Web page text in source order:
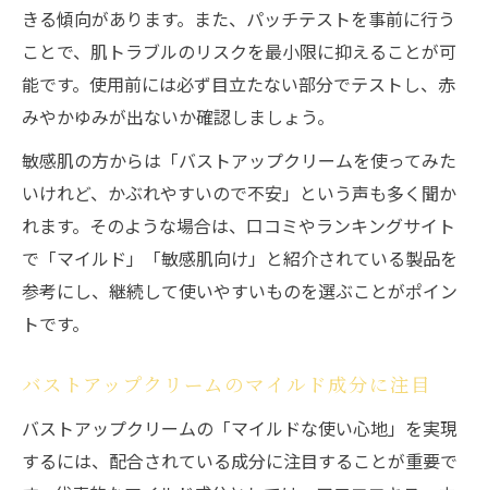
市販バストアップクリームの効果比較ポイ
ント
バストアップクリームランキングをチェッ
ク
バストアップクリームの実力を口コミで検
証
バストアップクリームマツキヨで買える理
由
シルキーバストクリーム効果の体感レビュ
る？
バストアップクリームのやさしさと効果の
両立
きる傾向があります。また、パッチテストを事前に行う
ことで、肌トラブルのリスクを最小限に抑えることが可
能です。使用前には必ず目立たない部分でテストし、赤
みやかゆみが出ないか確認しましょう。
敏感肌の方からは「バストアップクリームを使ってみた
いけれど、かぶれやすいので不安」という声も多く聞か
れます。そのような場合は、口コミやランキングサイト
で「マイルド」「敏感肌向け」と紹介されている製品を
参考にし、継続して使いやすいものを選ぶことがポイン
トです。
バストアップクリームのマイルド成分に注目
バストアップクリームの「マイルドな使い心地」を実現
するには、配合されている成分に注目することが重要で